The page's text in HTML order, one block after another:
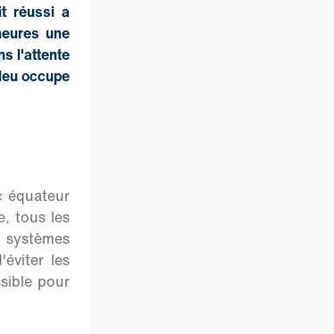
réussi a
une
l'attente
occupe
équateur
tous les
les
pour